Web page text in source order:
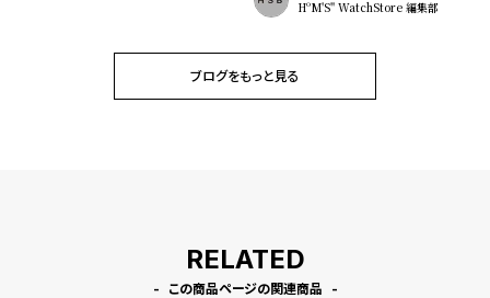
HºM'S" WatchStore 編集部
ブログをもっと見る
RELATED
この商品ページの関連商品